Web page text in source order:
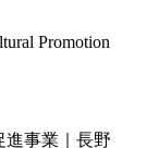
Promotion